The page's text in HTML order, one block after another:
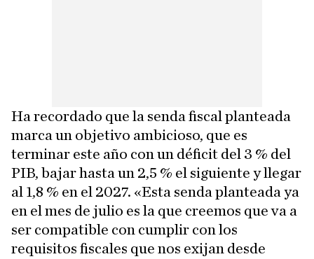
Ha recordado que la senda fiscal planteada
marca un objetivo ambicioso, que es
terminar este año con un déficit del 3 % del
PIB, bajar hasta un 2,5 % el siguiente y llegar
al 1,8 % en el 2027. «Esta senda planteada ya
en el mes de julio es la que creemos que va a
ser compatible con cumplir con los
requisitos fiscales que nos exijan desde